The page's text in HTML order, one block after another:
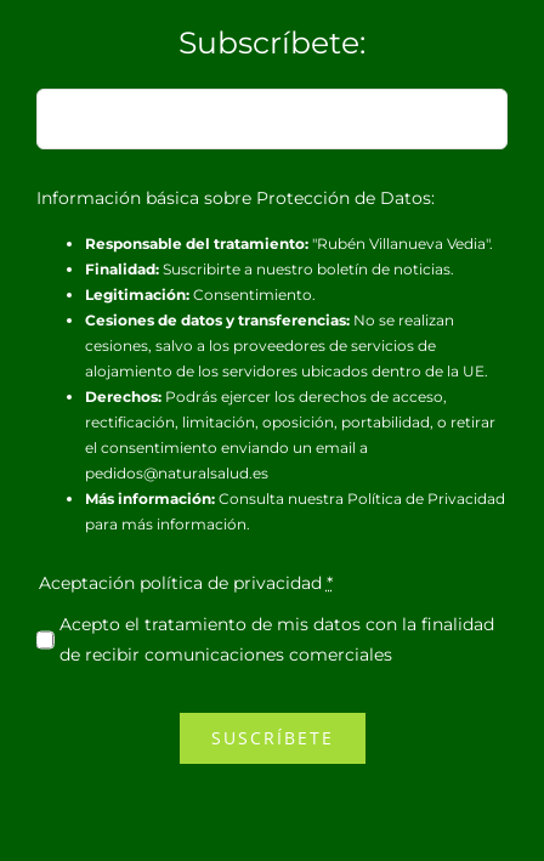
Subscríbete:
Información básica sobre Protección de Datos:
Responsable del tratamiento:"Rubén Villanueva Vedia".
Finalidad:Suscribirte a nuestro boletín de noticias.
Legitimación:Consentimiento.
Cesiones de datos y transferencias:No se realizan
cesiones, salvo a los proveedores de servicios de
alojamiento de los servidores ubicados dentro de la UE.
Derechos:Podrás ejercer los derechos de acceso,
rectificación, limitación, oposición, portabilidad, o retirar
el consentimiento enviando un email a
pedidos@naturalsalud.es
Más información:Consulta nuestra Política de Privacidad
para más información.
Aceptación política de privacidad *
Acepto el tratamiento de mis datos con la finalidad
de recibir comunicaciones comerciales
SUSCRÍBETE